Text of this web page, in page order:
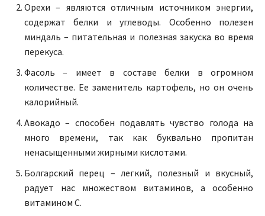
Орехи – являются отличным источником энергии,
содержат белки и углеводы. Особенно полезен
миндаль – питательная и полезная закуска во время
перекуса.
Фасоль – имеет в составе белки в огромном
количестве. Ее заменитель картофель, но он очень
калорийный.
Авокадо – способен подавлять чувство голода на
много времени, так как буквально пропитан
ненасыщенными жирными кислотами.
Болгарский перец – легкий, полезный и вкусный,
радует нас множеством витаминов, а особенно
витамином С.